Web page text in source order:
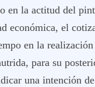
en la actitud del
económica, el
en la
para su
una intención